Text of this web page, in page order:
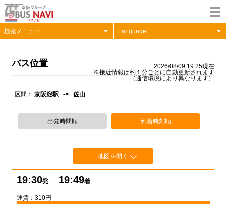
検索メニュー Language
バス位置
2026/08/09 19:25現在
※接近情報は約１分ごとに自動更新されます
（通信環境により異なります）
区間 京阪淀駅 -> 佐山
出発時間順 到着時刻順
地図を開く
19:30発 19:49着
運賃：310円